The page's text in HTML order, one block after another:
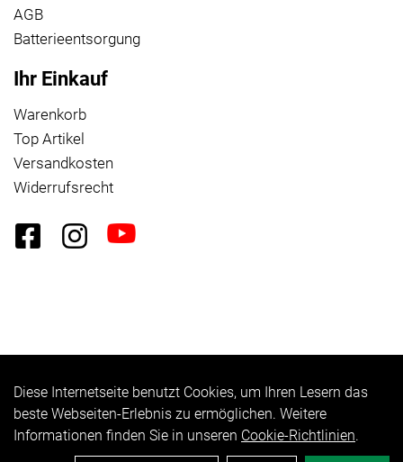
AGB
Batterieentsorgung
Ihr Einkauf
Warenkorb
Top Artikel
Versandkosten
Widerrufsrecht
Diese Internetseite benutzt Cookies, um Ihren Lesern das
beste Webseiten-Erlebnis zu ermöglichen. Weitere
Informationen finden Sie in unseren Cookie-Richtlinien.
Auftrag widerrufen